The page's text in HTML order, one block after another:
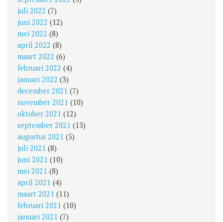
juli 2022 (7)
juni 2022 (12)
mei 2022 (8)
april 2022 (8)
maart 2022 (6)
februari 2022 (4)
januari 2022 (3)
december 2021 (7)
november 2021 (10)
oktober 2021 (12)
september 2021 (13)
augustus 2021 (5)
juli 2021 (8)
juni 2021 (10)
mei 2021 (8)
april 2021 (4)
maart 2021 (11)
februari 2021 (10)
januari 2021 (7)